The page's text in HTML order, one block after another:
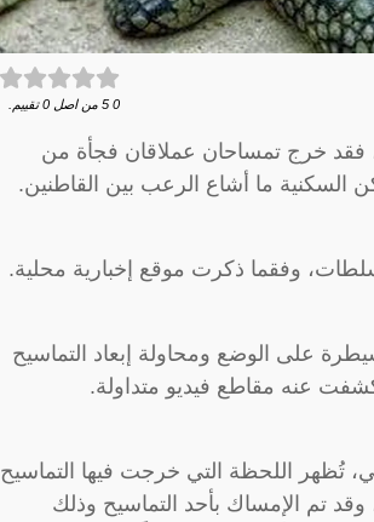
0
5 من اصل 0 تقييم.
فقد خرج تمساحان عملاقان فجأة من
السكنية ما أشاع الرعب بين القاطنين.
وفقما ذكرت موقع إخبارية محلية.
على الوضع ومحاولة إبعاد التماسيح
عنه مقاطع فيديو متداولة.
تُظهر اللحظة التي خرجت فيها التماسيح
تم الإمساك بأحد التماسيح وذلك